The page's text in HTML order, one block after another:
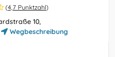
(4,7 Punktzahl)
10,
Wegbeschreibung